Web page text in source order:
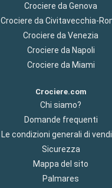
Crociere da Genova
Crociere da Civitavecchia-
Crociere da Venezia
Crociere da Napoli
Crociere da Miami
Crociere.com
Chi siamo?
Domande frequenti
Le condizioni generali di
Sicurezza
Mappa del sito
Palmares